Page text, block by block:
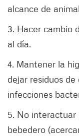
alcance de
3. Hacer cambio
al día.
4. Mantener la
dejar residuos
infecciones
5. No interactuar
bebedero